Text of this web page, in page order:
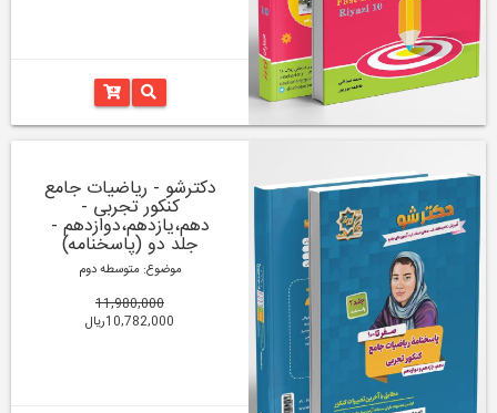
دکترشو - ریاضیات جامع
کنکور تجربی -
دهم،یازدهم،دوازدهم -
جلد دو (پاسخنامه)
موضوع: متوسطه دوم
11,980,000
10,782,000ریال